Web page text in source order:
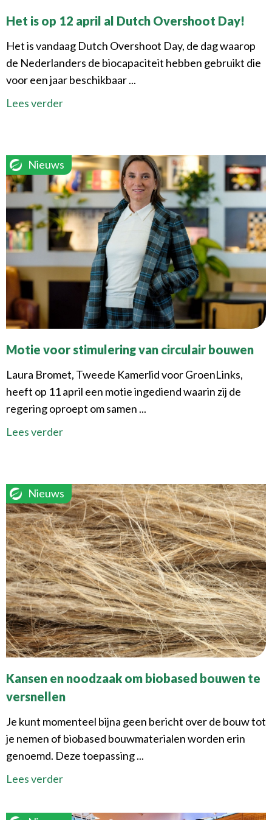
Het is op 12 april al Dutch Overshoot Day!
Het is vandaag Dutch Overshoot Day, de dag waarop
de Nederlanders de biocapaciteit hebben gebruikt die
voor een jaar beschikbaar ...
Lees verder
Nieuws
Motie voor stimulering van circulair bouwen
Laura Bromet, Tweede Kamerlid voor GroenLinks,
heeft op 11 april een motie ingediend waarin zij de
regering oproept om samen ...
Lees verder
Nieuws
Kansen en noodzaak om biobased bouwen te
versnellen
Je kunt momenteel bijna geen bericht over de bouw tot
je nemen of biobased bouwmaterialen worden erin
genoemd. Deze toepassing ...
Lees verder